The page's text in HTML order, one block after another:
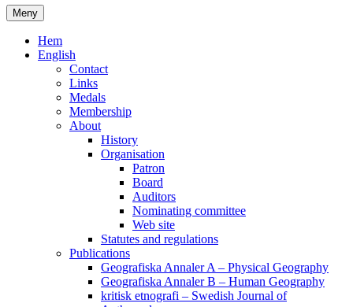
Meny
Hem
English
Contact
Links
Medals
Membership
About
History
Organisation
Patron
Board
Auditors
Nominating committee
Web site
Statutes and regulations
Publications
Geografiska Annaler A – Physical Geography
Geografiska Annaler B – Human Geography
kritisk etnografi – Swedish Journal of